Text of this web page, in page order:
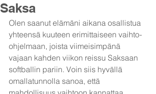
Saksa
Olen saanut elämäni aikana osallistua
yhteensä kuuteen erimittaiseen vaihto-
ohjelmaan, joista viimeisimpänä
vajaan kahden viikon reissu Saksaan
softballin pariin. Voin siis hyvällä
omallatunnolla sanoa, että